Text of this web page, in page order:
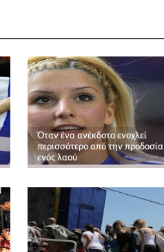
Όταν ένα ανέκδοτο ενοχλεί
περισσότερο από την προδοσία
ενός λαού